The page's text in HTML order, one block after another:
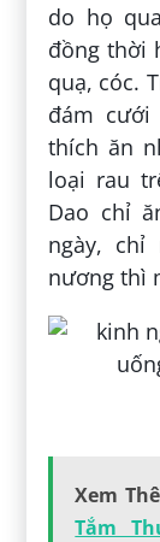
do họ
đồng thời
quạ, cóc.
đám
thích ăn
loại rau
Dao chỉ
ngày,
nương thì
Xem
Tắm